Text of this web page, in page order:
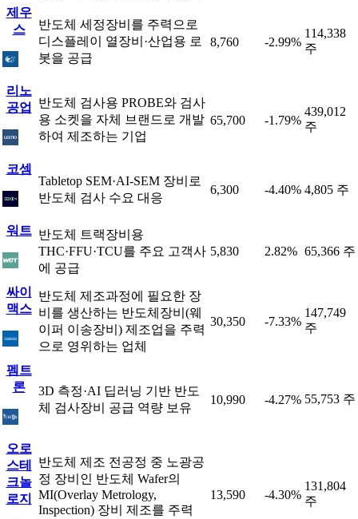
제우
스
반도체 세정장비를 주력으로
디스플레이 열장비·산업용 로
봇을 공급
8,760 -2.99%
114,338
주
리노
공업
반도체 검사용 PROBE와 검사
용 소켓을 자체 브랜드로 개발
하여 제조하는 기업
65,700 -1.79%
439,012
주
코셈
Tabletop SEM·AI-SEM 장비로
반도체 검사 수요 대응
6,300 -4.40% 4,805 주
워트 반도체 트랙장비용
THC·FFU·TCU를 주요 고객사
에 공급
5,830 2.82% 65,366 주
싸이
맥스
반도체 제조과정에 필요한 장
비를 생산하는 반도체장비(웨
이퍼 이송장비) 제조업을 주력
으로 영위하는 업체
30,350 -7.33%
147,749
주
펨트
론
3D 측정·AI 딥러닝 기반 반도
체 검사장비 공급 역량 보유
10,990 -4.27% 55,753 주
오로
스테
크놀
로지
반도체 제조 전공정 중 노광공
정 장비인 반도체 Wafer의
MI(Overlay Metrology,
Inspection) 장비 제조를 주력
13,590 -4.30%
131,804
주